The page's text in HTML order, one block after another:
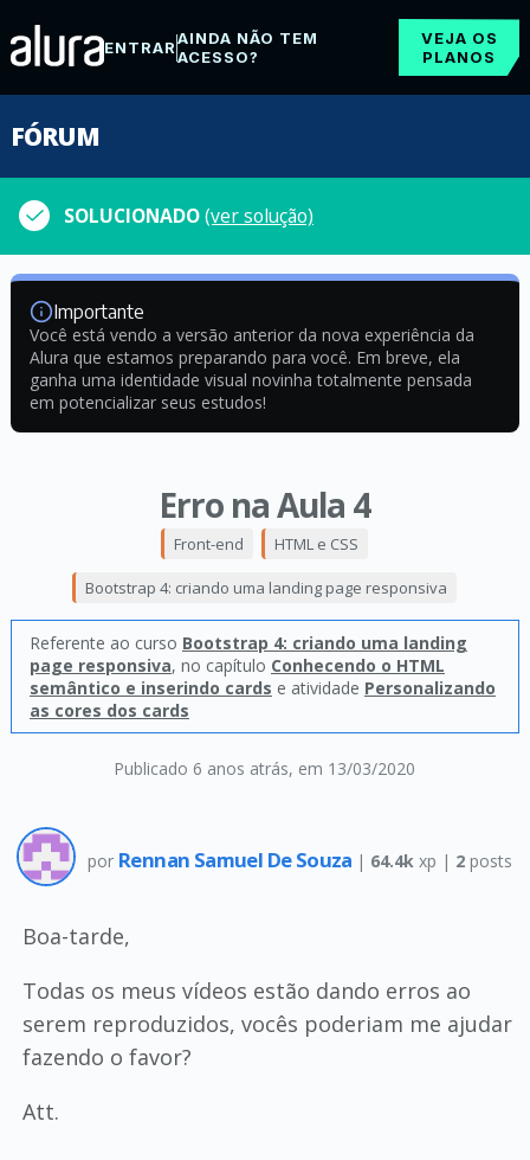
ENTRARAINDA NÃO TEM
ACESSO?
VEJA OS
PLANOS
FÓRUM
SOLUCIONADO(ver solução)
Importante
Você está vendo a versão anterior da nova experiência da
Alura que estamos preparando para você. Em breve, ela
ganha uma identidade visual novinha totalmente pensada
em potencializar seus estudos!
Erro na Aula 4
Publicado 6 anos atrás, em 13/03/2020
Front-end HTML e CSS
Bootstrap 4: criando uma landing page responsiva
Referente ao curso Bootstrap 4: criando uma landing
page responsiva, no capítulo Conhecendo o HTML
semântico e inserindo cards e atividade Personalizando
as cores dos cards
por Rennan Samuel De Souza | 64.4k xp | 2 posts
Boa-tarde,
Todas os meus vídeos estão dando erros ao
serem reproduzidos, vocês poderiam me ajudar
fazendo o favor?
Att.